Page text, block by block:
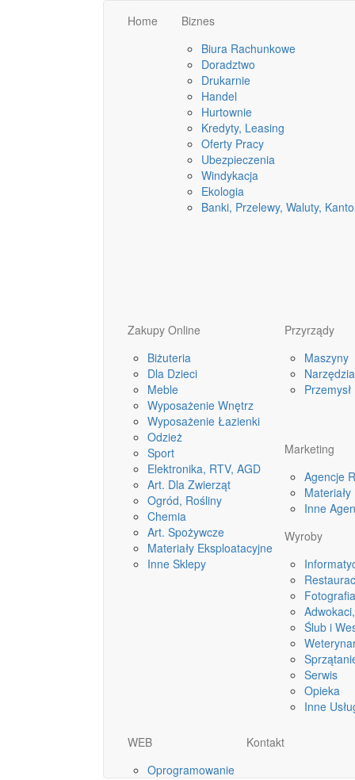
Home
Biznes
Biura Rachunkowe
Doradztwo
Drukarnie
Handel
Hurtownie
Kredyty, Leasing
Oferty Pracy
Ubezpieczenia
Windykacja
Ekologia
Banki, Przelewy, Waluty,
Zakupy Online
Biżuteria
Dla Dzieci
Meble
Wyposażenie Wnętrz
Wyposażenie Łazienki
Odzież
Sport
Elektronika, RTV, AGD
Art. Dla Zwierząt
Ogród, Rośliny
Chemia
Art. Spożywcze
Materiały Eksploatacyjne
Inne Sklepy
Przyrządy
Maszyny
Narzędzia
Marketing
Agencje
Inne
Wyroby
Fotografia
Ślub i
Serwis
Opieka
Inne
WEB
Oprogramowanie
Kontakt